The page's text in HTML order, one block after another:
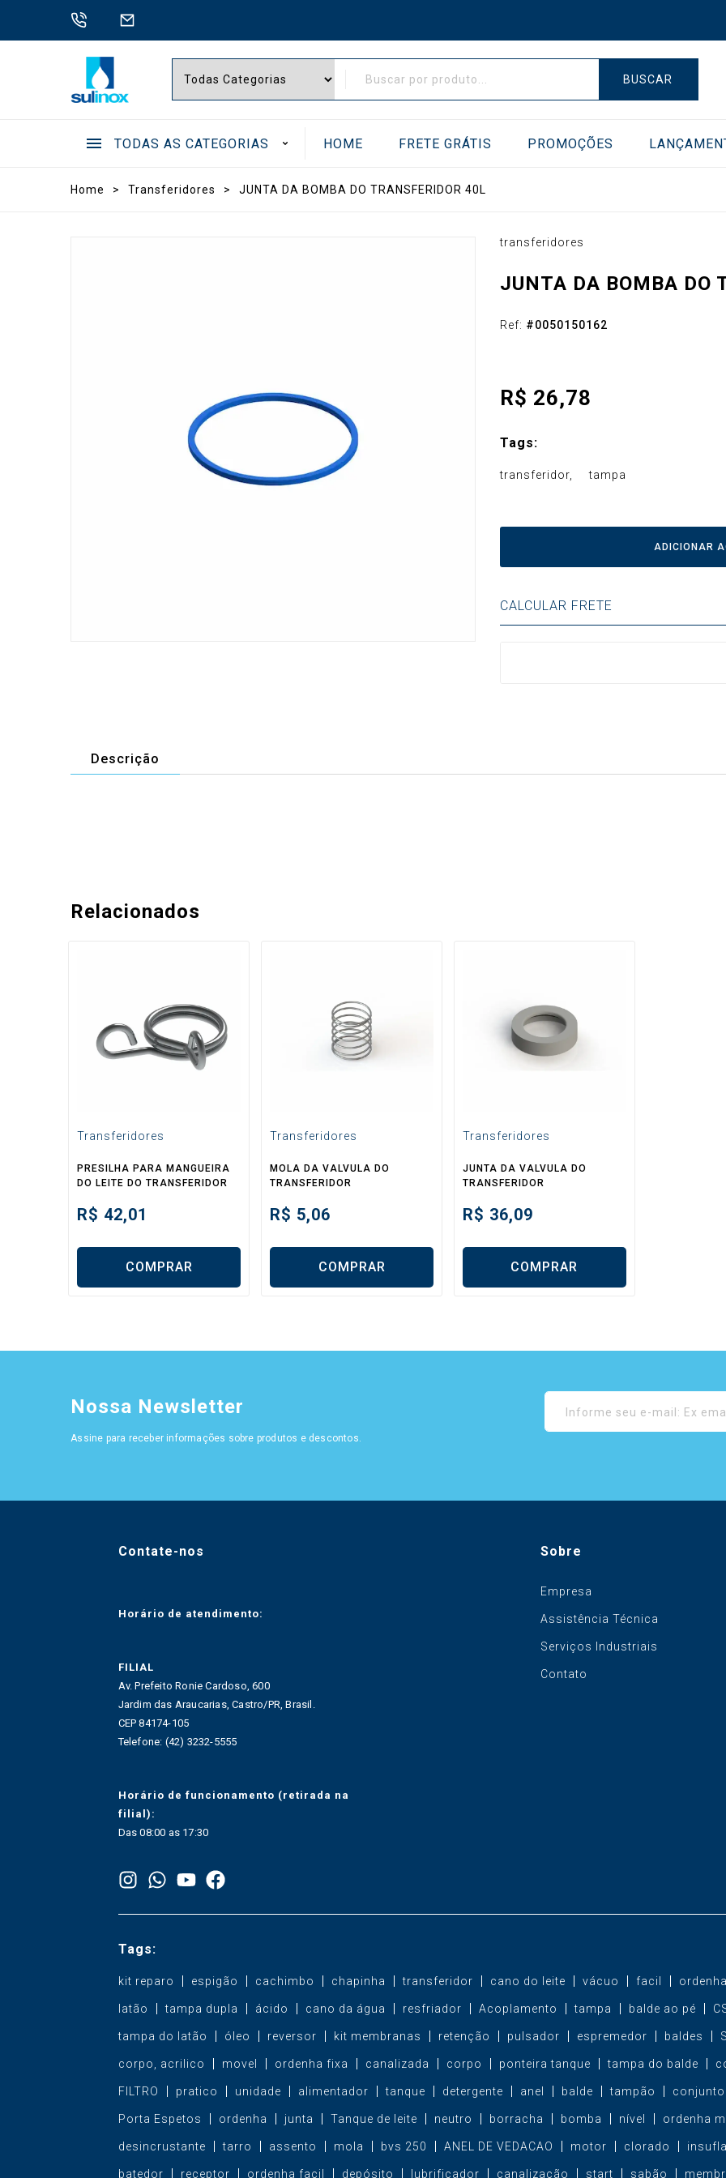
BUSCAR
. TODAS AS CATEGORIAS HOME FRETE GRÁTIS PROMOÇÕES
BOMBAS DE VÁCUO
Home > Transferidores > JUNTA DA BOMBA DO TRANSFERIDOR 40L
transferidores
JUNTA DA BOMBA DO
Ref: #0050150162
R$ 26,78
Tags:
transferidor tampa
ADICIONAR
CALCULAR FRETE
Descrição
Relacionados
Transferidores
PRESILHA PARA MANGUEIRA
DO LEITE DO TRANSFERIDOR
R$ 42,01
COMPRAR
Transferidores
MOLA DA VALVULA DO
TRANSFERIDOR
R$ 5,06
COMPRAR
Transferidores
JUNTA DA VALVULA DO
TRANSFERIDOR
R$ 36,09
COMPRAR
Nossa Newsletter
Assine para receber informações sobre produtos e descontos.
Contate-nos
Horário de atendimento:
FILIAL
Av. Prefeito Ronie Cardoso, 600
Jardim das Araucarias, Castro/PR, Brasil.
CEP 84174-105
Telefone: (42) 3232-5555
Horário de funcionamento (retirada na
filial):
Das 08:00 as 17:30
Sobre
Empresa
Assistência Técnica
Serviços Industriais
Contato
Tags:
kit reparo espigão cachimbo chapinha transferidor cano do leite vácuo facil
latão tampa dupla ácido cano da água resfriador Acoplamento tampa balde ao pé
tampa do latão óleo reversor kit membranas retenção pulsador espremedor baldes
corpo, acrilico movel ordenha fixa canalizada corpo ponteira tanque tampa do balde
FILTRO pratico unidade alimentador tanque detergente anel balde tampão conjunto
Porta Espetos ordenha junta Tanque de leite neutro borracha bomba nível ordenha
desincrustante tarro assento mola bvs 250 ANEL DE VEDACAO motor clorado
batedor receptor ordenha facil depósito lubrificador canalização start sabão